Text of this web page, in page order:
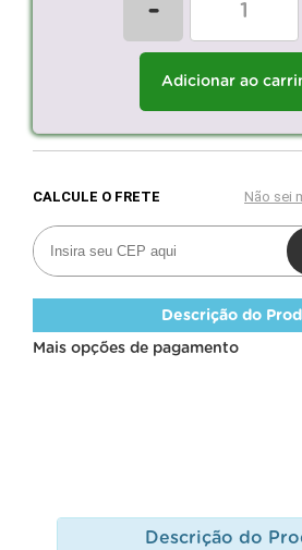
-
Adicionar ao
Descrição do
Mais opções de pagamento
Descrição do